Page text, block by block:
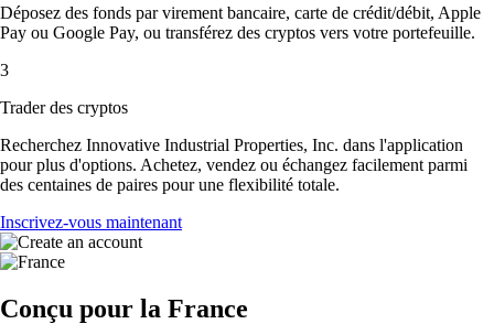
Déposez des fonds par virement bancaire, carte de crédit/débit, Apple
Pay ou Google Pay, ou transférez des cryptos vers votre portefeuille.
3
Trader des cryptos
Recherchez Innovative Industrial Properties, Inc. dans l'application
pour plus d'options. Achetez, vendez ou échangez facilement parmi
des centaines de paires pour une flexibilité totale.
Inscrivez-vous maintenant
Conçu pour la France